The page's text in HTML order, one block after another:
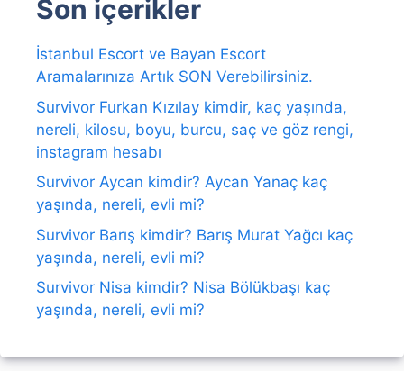
Son içerikler
İstanbul Escort ve Bayan Escort
Aramalarınıza Artık SON Verebilirsiniz.
Survivor Furkan Kızılay kimdir, kaç yaşında,
nereli, kilosu, boyu, burcu, saç ve göz rengi,
instagram hesabı
Survivor Aycan kimdir? Aycan Yanaç kaç
yaşında, nereli, evli mi?
Survivor Barış kimdir? Barış Murat Yağcı kaç
yaşında, nereli, evli mi?
Survivor Nisa kimdir? Nisa Bölükbaşı kaç
yaşında, nereli, evli mi?